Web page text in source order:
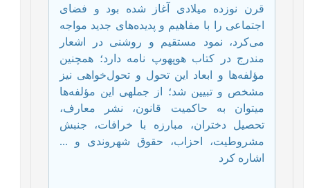
قرن نوزده میلادی آغاز شده بود و فضای
اجتماعی را با مفاهیم و پدیده‌های جدید مواجه
می‌کرد، نمود مستقیم و روشنی در اشعار
مندرج در کتاب هوپ­هوپ نامه دارد؛ همچنین
مؤلفه‌ها و ابعاد این تحول و تحول‌خواهی نیز
مشخص و تبیین شد؛ از جمله­ی این مؤلفه‌ها
می­توان به حاکمیت قانون، نشر معارف،
تحصیل دختران، مبارزه با خرافات، جنبش
مشروطیت، احزاب، حقوق شهروندی و ...
اشاره کرد